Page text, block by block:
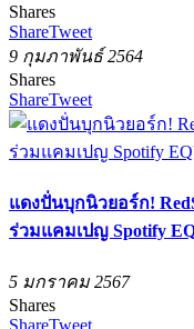
Shares
ShareTweet
9 กุมภาพันธ์ 2564
Shares
ShareTweet
แดงปั่นบุกนิวยอร์ก!
ร่วมแคมเปญ Spotify
5 มกราคม 2567
Shares